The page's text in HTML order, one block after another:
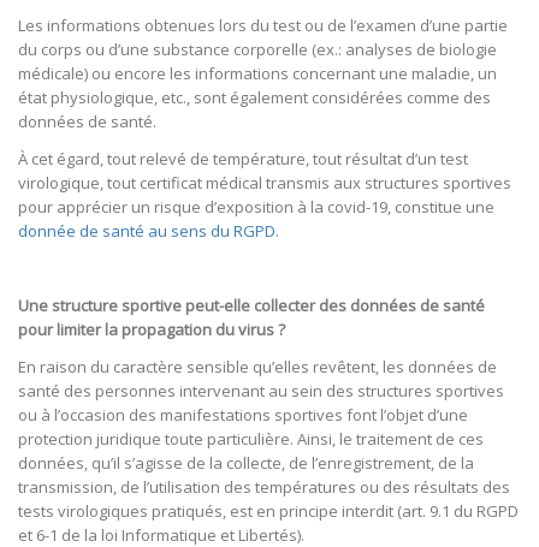
Les informations obtenues lors du test ou de l’examen d’une partie
du corps ou d’une substance corporelle (ex.: analyses de biologie
médicale) ou encore les informations concernant une maladie, un
état physiologique, etc., sont également considérées comme des
données de santé.
À cet égard, tout relevé de température, tout résultat d’un test
virologique, tout certificat médical transmis aux structures sportives
pour apprécier un risque d’exposition à la covid-19, constitue une
donnée de santé au sens du RGPD.
Une structure sportive peut-elle collecter des données de santé
pour limiter la propagation du virus ?
En raison du caractère sensible qu’elles revêtent, les données de
santé des personnes intervenant au sein des structures sportives
ou à l’occasion des manifestations sportives font l’objet d’une
protection juridique toute particulière. Ainsi, le traitement de ces
données, qu’il s’agisse de la collecte, de l’enregistrement, de la
transmission, de l’utilisation des températures ou des résultats des
tests virologiques pratiqués, est en principe interdit (art. 9.1 du RGPD
et 6-1 de la loi Informatique et Libertés).